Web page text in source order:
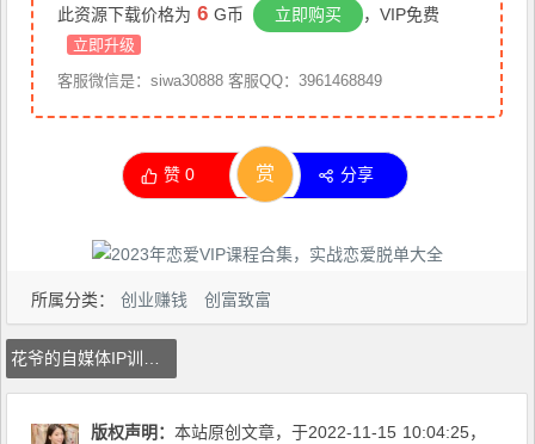
此资源下载价格为 6 G币 立即购买 ，VIP免费
立即升级
客服微信是：siwa30888 客服QQ：3961468849
赞0 赏 分享
所属分类： 创业赚钱 创富致富
花爷的自媒体IP训练营(第12-13期)，一套专业科学的自媒体IP武器库-价值2399元
版权声明：本站原创文章，于2022-11-15 10:04:25，